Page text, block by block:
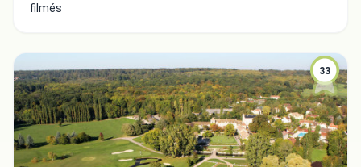
filmés
33